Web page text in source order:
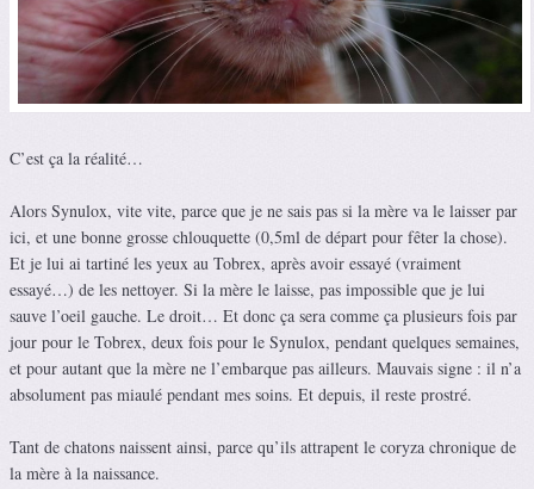
C’est ça la réalité…
Alors Synulox, vite vite, parce que je ne sais pas si la mère va le laisser par
ici, et une bonne grosse chlouquette (0,5ml de départ pour fêter la chose).
Et je lui ai tartiné les yeux au Tobrex, après avoir essayé (vraiment
essayé…) de les nettoyer. Si la mère le laisse, pas impossible que je lui
sauve l’oeil gauche. Le droit… Et donc ça sera comme ça plusieurs fois par
jour pour le Tobrex, deux fois pour le Synulox, pendant quelques semaines,
et pour autant que la mère ne l’embarque pas ailleurs. Mauvais signe : il n’a
absolument pas miaulé pendant mes soins. Et depuis, il reste prostré.
Tant de chatons naissent ainsi, parce qu’ils attrapent le coryza chronique de
la mère à la naissance.